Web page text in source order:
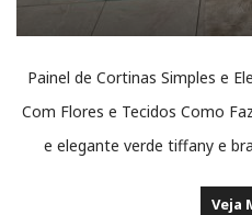
Painel de Cortinas Simples e
Com Flores e Tecidos Como
e elegante verde tiffany e
Veja